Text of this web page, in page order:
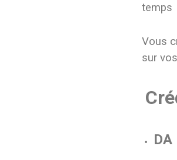
temps
Vous
sur
DA